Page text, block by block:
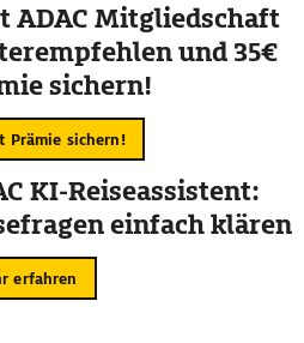
ADAC Mitgliedschaft
und 35€
sichern!
Prämie sichern!
KI-Reiseassistent:
einfach klären
erfahren